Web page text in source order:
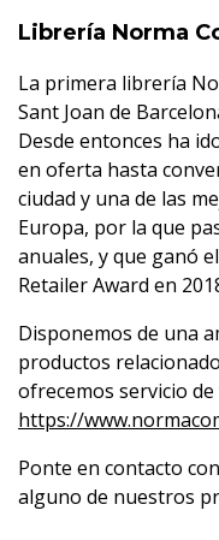
Librería Norma
La primera librería
Sant Joan de
Desde entonces ha
en oferta hasta
ciudad y una de las
Europa, por la que
anuales, y que ganó
Retailer Award en
Disponemos de una
productos
ofrecemos servicio
https://
Ponte en contacto
alguno de nuestros